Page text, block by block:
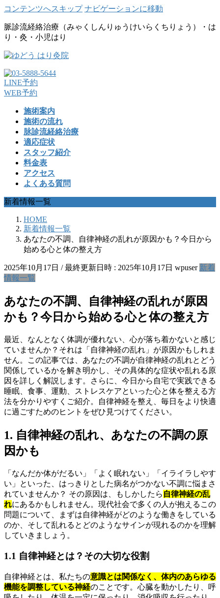
コンテンツへスキップ ナビゲーションに移動
脈診流経絡治療（みゃくしんりゅうけいらくちりょう）・は
り・灸・小児はり
LINE予約
WEB予約
施術案内
施術の流れ
脉診流経絡治療
適応症状
スタッフ紹介
料金表
アクセス
よくある質問
新着情報一覧
HOME
新着情報一覧
あなたの不調、自律神経の乱れが原因かも？今日から
始める心と体の整え方
2025年10月17日 / 最終更新日時 : 2025年10月17日 wpuser 新着
情報一覧
あなたの不調、自律神経の乱れが原因
かも？今日から始める心と体の整え方
最近、なんとなく体調が優れない、心が落ち着かないと感じ
ていませんか？それは「自律神経の乱れ」が原因かもしれま
せん。この記事では、あなたの不調が自律神経の乱れとどう
関係しているかを解き明かし、その具体的な症状や乱れる原
因を詳しく解説します。さらに、今日から自宅で実践できる
睡眠、食事、運動、ストレスケアといった心と体を整える方
法を分かりやすくご紹介。自律神経を整え、毎日をより快適
に過ごすためのヒントをぜひ見つけてください。
1. 自律神経の乱れ、あなたの不調の原
因かも
「なんだか体がだるい」「よく眠れない」「イライラしやす
い」といった、はっきりとした病名がつかない不調に悩まさ
れていませんか？ その原因は、もしかしたら 自律神経の乱
れにあるかもしれません。現代社会で多くの人が抱えるこの
問題について、まずは自律神経がどのような働きをしている
のか、そして乱れるとどのようなサインが現れるのかを理解
していきましょう。
1.1 自律神経とは？その大切な役割
自律神経とは、私たちの意識とは関係なく、体内のあらゆる
機能を調整している神経のことです。心臓を動かしたり、呼